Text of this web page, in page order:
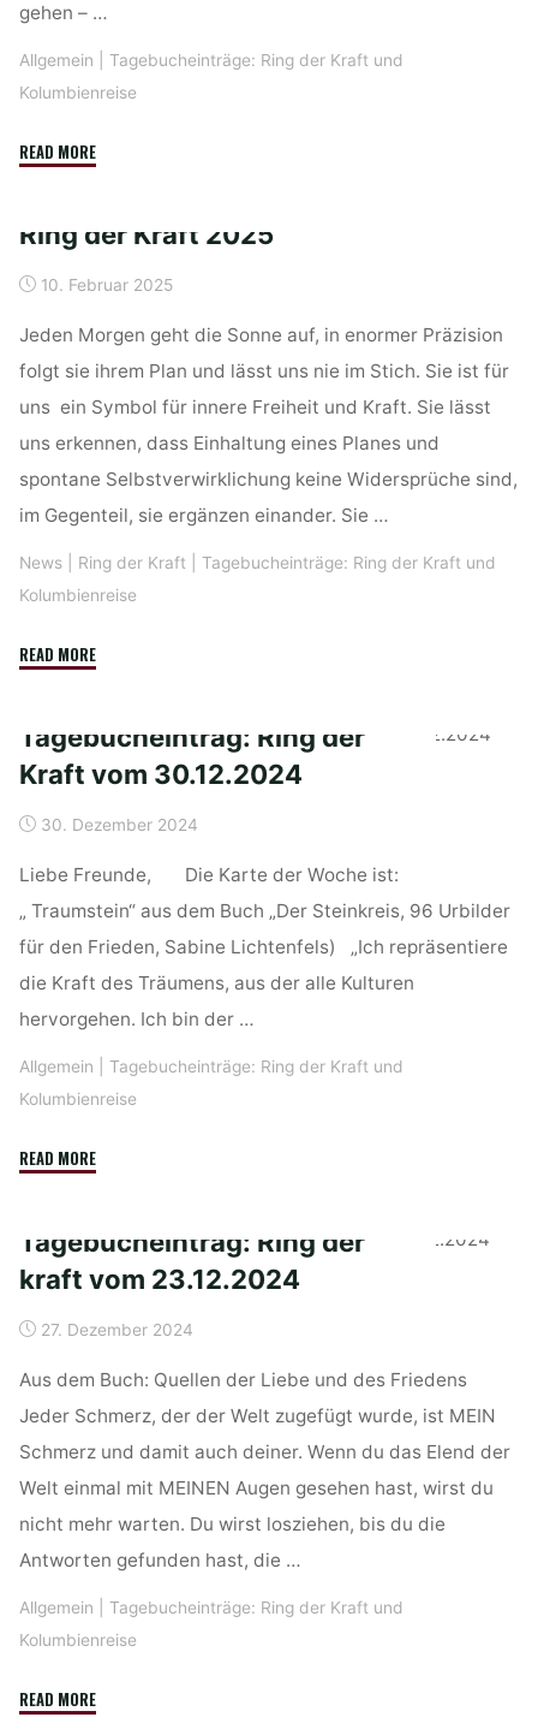
gehen – …
Allgemein
Tagebucheinträge: Ring der Kraft und
Kolumbienreise
READ MORE"Tagebucheintrag:
Kraft
–
17.
Ring der Kraft 2025
10. Februar 2025
Jeden Morgen geht die Sonne auf, in enormer Präzision
folgt sie ihrem Plan und lässt uns nie im Stich. Sie ist für
uns ein Symbol für innere Freiheit und Kraft. Sie lässt
uns erkennen, dass Einhaltung eines Planes und
spontane Selbstverwirklichung keine Widersprüche sind,
im Gegenteil, sie ergänzen einander. Sie …
News Ring der Kraft
Tagebucheinträge: Ring der Kraft und
Kolumbienreise
READ MORE"Ring
2025"
Tagebucheintrag: Ring der
Kraft vom 30.12.2024
30. Dezember 2024
Liebe Freunde, Die Karte der Woche ist:
„ Traumstein“ aus dem Buch „Der Steinkreis, 96 Urbilder
für den Frieden, Sabine Lichtenfels) „Ich repräsentiere
die Kraft des Träumens, aus der alle Kulturen
hervorgehen. Ich bin der …
Allgemein
Tagebucheinträge: Ring der Kraft und
Kolumbienreise
READ MORE"Tagebucheintrag:
Kraft
vom
Tagebucheintrag: Ring der
kraft vom 23.12.2024
27. Dezember 2024
Aus dem Buch: Quellen der Liebe und des Friedens
Jeder Schmerz, der der Welt zugefügt wurde, ist MEIN
Schmerz und damit auch deiner. Wenn du das Elend der
Welt einmal mit MEINEN Augen gesehen hast, wirst du
nicht mehr warten. Du wirst losziehen, bis du die
Antworten gefunden hast, die …
Allgemein
Tagebucheinträge: Ring der Kraft und
Kolumbienreise
READ MORE"Tagebucheintrag: